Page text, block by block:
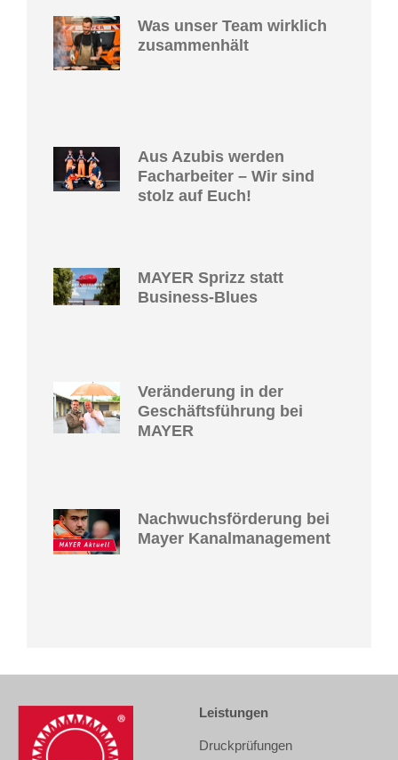
Was unser Team wirklich
zusammenhält
Aus Azubis werden
Facharbeiter – Wir sind
stolz auf Euch!
MAYER Sprizz statt
Business-Blues
Veränderung in der
Geschäftsführung bei
MAYER
Nachwuchsförderung bei
Mayer Kanalmanagement
Leistungen
Druckprüfungen